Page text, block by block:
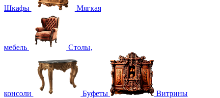
Шкафы Мягкая
мебель Столы,
консоли Буфеты Витрины